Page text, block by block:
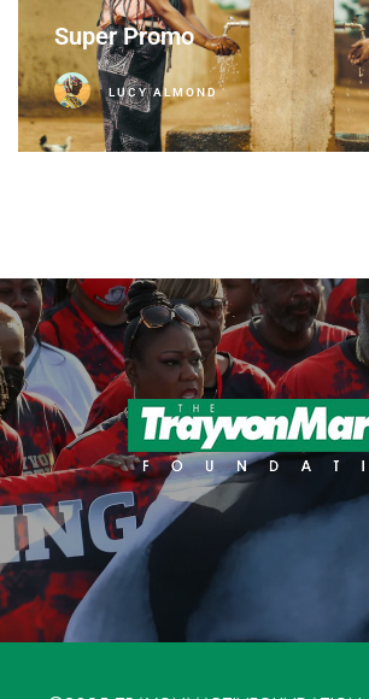
Super Promo
LUCY ALMOND